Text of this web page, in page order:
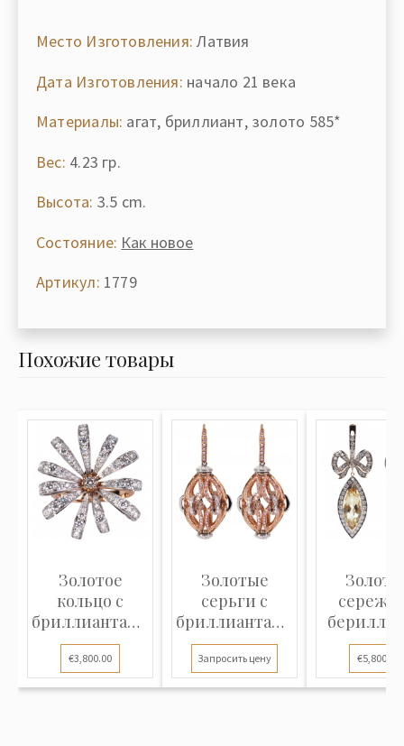
Место Изготовления: Латвия
Дата Изготовления: начало 21 века
Материалы: агат, бриллиант, золото 585*
Вес: 4.23 гр.
Высота: 3.5 cm.
Состояние: Как новое
Артикул: 1779
Похожие товары
Золотое
кольцо с
бриллиантами
"Luca Carati"
€3,800.00
Золотые
серьги с
бриллиантами
"Luca Carati"
Запросить цену €5,800.00